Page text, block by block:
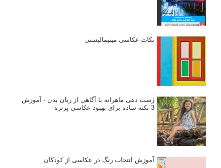
نکات عکاسی مینیمالیستی
ژست دهی ماهرانه با آگاهی از زبان بدن - آموزش
3 نکته ساده برای بهبود عکاسی پرتره
آموزش انتخاب رنگ در عکاسی از کودکان